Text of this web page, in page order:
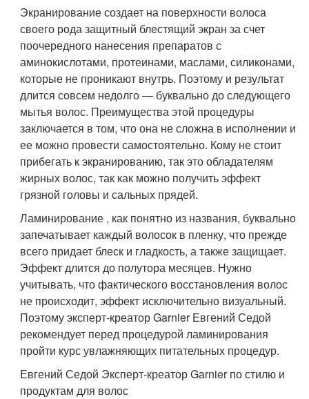
Экранирование создает на поверхности волоса
своего рода защитный блестящий экран за счет
поочередного нанесения препаратов с
аминокислотами, протеинами, маслами, силиконами,
которые не проникают внутрь. Поэтому и результат
длится совсем недолго — буквально до следующего
мытья волос. Преимущества этой процедуры
заключается в том, что она не сложна в исполнении и
ее можно провести самостоятельно. Кому не стоит
прибегать к экранированию, так это обладателям
жирных волос, так как можно получить эффект
грязной головы и сальных прядей.
Ламинирование , как понятно из названия, буквально
запечатывает каждый волосок в пленку, что прежде
всего придает блеск и гладкость, а также защищает.
Эффект длится до полутора месяцев. Нужно
учитывать, что фактического восстановления волос
не происходит, эффект исключительно визуальный.
Поэтому эксперт-креатор Garnier Евгений Седой
рекомендует перед процедурой ламинирования
пройти курс увлажняющих питательных процедур.
Евгений Седой Эксперт-креатор Garnier по стилю и
продуктам для волос